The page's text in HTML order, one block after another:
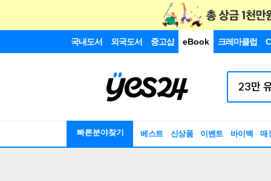
국내도서 외국도서 중고샵 eBook 크레마클럽
빠른분야찾기 베스트 신상품 이벤트 바이백 매